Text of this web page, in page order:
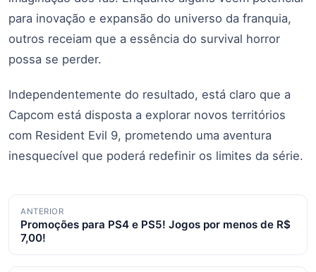
para inovação e expansão do universo da franquia,
outros receiam que a essência do survival horror
possa se perder.
Independentemente do resultado, está claro que a
Capcom está disposta a explorar novos territórios
com Resident Evil 9, prometendo uma aventura
inesquecível que poderá redefinir os limites da série.
Navegação
de
posts
ANTERIOR
Promoções para PS4 e PS5! Jogos por menos de R$
7,00!